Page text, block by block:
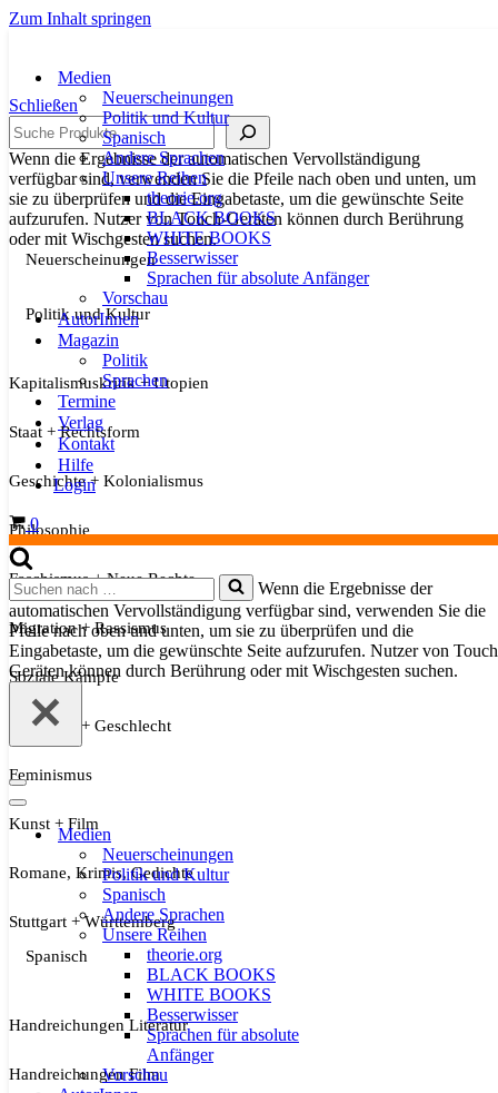
Zum Inhalt springen
Medien
Neuerscheinungen
Politik und Kultur
Spanisch
Andere Sprachen
Unsere Reihen
theorie.org
BLACK BOOKS
WHITE BOOKS
Besserwisser
Sprachen für absolute Anfänger
Vorschau
AutorInnen
Magazin
Politik
Sprachen
Termine
Verlag
Kontakt
Hilfe
Login
Warenkorb
0
Suchen
nach …
Wenn die Ergebnisse der
automatischen Vervollständigung verfügbar sind, verwenden Sie die
Pfeile nach oben und unten, um sie zu überprüfen und die
Eingabetaste, um die gewünschte Seite aufzurufen. Nutzer von
Geräten können durch Berührung oder mit Wischgesten suchen.
Navigationsmenü
Navigationsmenü
Medien
Neuerscheinungen
Politik und Kultur
Spanisch
Andere Sprachen
Unsere Reihen
theorie.org
BLACK BOOKS
WHITE BOOKS
Besserwisser
Sprachen für absolute
Anfänger
Vorschau
Schließen
Suche
Wenn die Ergebnisse der automatischen Vervollständigung
verfügbar sind, verwenden Sie die Pfeile nach oben und unten, um
sie zu überprüfen und die Eingabetaste, um die gewünschte Seite
aufzurufen. Nutzer von Touch-Geräten können durch Berührung
oder mit Wischgesten suchen.
Neuerscheinungen
Politik und Kultur
Kapitalismuskritik + Utopien
Staat + Rechtsform
Geschichte + Kolonialismus
Philosophie
Faschismus + Neue Rechte
Migration + Rassismus
Soziale Kämpfe
Sexualität + Geschlecht
Feminismus
Kunst + Film
Romane, Krimis, Gedichte
Stuttgart + Württemberg
Spanisch
Handreichungen Literatur
Handreichungen Film